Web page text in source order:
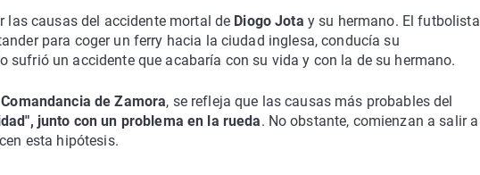
las causas del accidente mortal de Diogo Jota y su hermano. El futbolista
para coger un ferry hacia la ciudad inglesa, conducía su
sufrió un accidente que acabaría con su vida y con la de su hermano.
de Zamora, se refleja que las causas más probables del
junto con un problema en la rueda. No obstante, comienzan a salir a
esta hipótesis.